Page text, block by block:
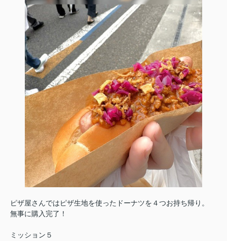
ピザ屋さんではピザ生地を使ったドーナツを４つお持ち帰り。
無事に購入完了！
ミッション５